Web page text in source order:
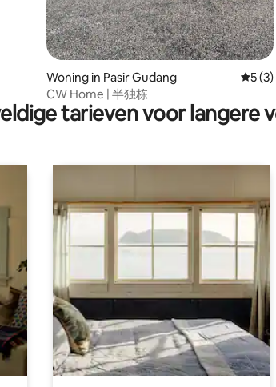
Woning in Pasir Gudang
5 (3)
CW Home | 半独栋
tarieven voor langere